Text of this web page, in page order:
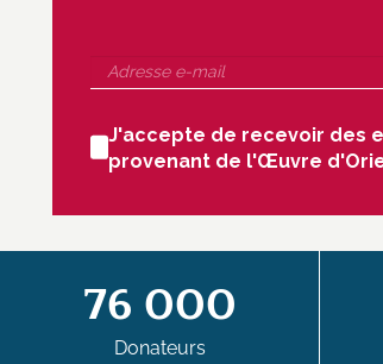
J'accepte de recevoir des
provenant de l'Œuvre
76 000
Donateurs